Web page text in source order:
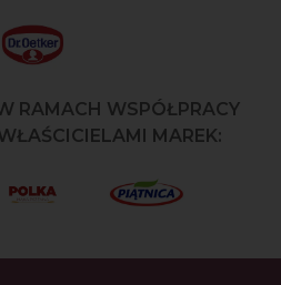
RAMACH WSPÓŁPRACY
MAREK: